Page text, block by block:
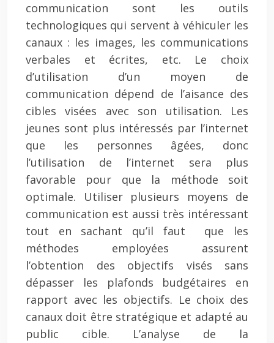
communication sont les outils
technologiques qui servent à véhiculer les
canaux : les images, les communications
verbales et écrites, etc. Le choix
d’utilisation d’un moyen de
communication dépend de l’aisance des
cibles visées avec son utilisation. Les
jeunes sont plus intéressés par l’internet
que les personnes âgées, donc
l’utilisation de l’internet sera plus
favorable pour que la méthode soit
optimale. Utiliser plusieurs moyens de
communication est aussi très intéressant
tout en sachant qu’il faut que les
méthodes employées assurent
l’obtention des objectifs visés sans
dépasser les plafonds budgétaires en
rapport avec les objectifs. Le choix des
canaux doit être stratégique et adapté au
public cible. L’analyse de la